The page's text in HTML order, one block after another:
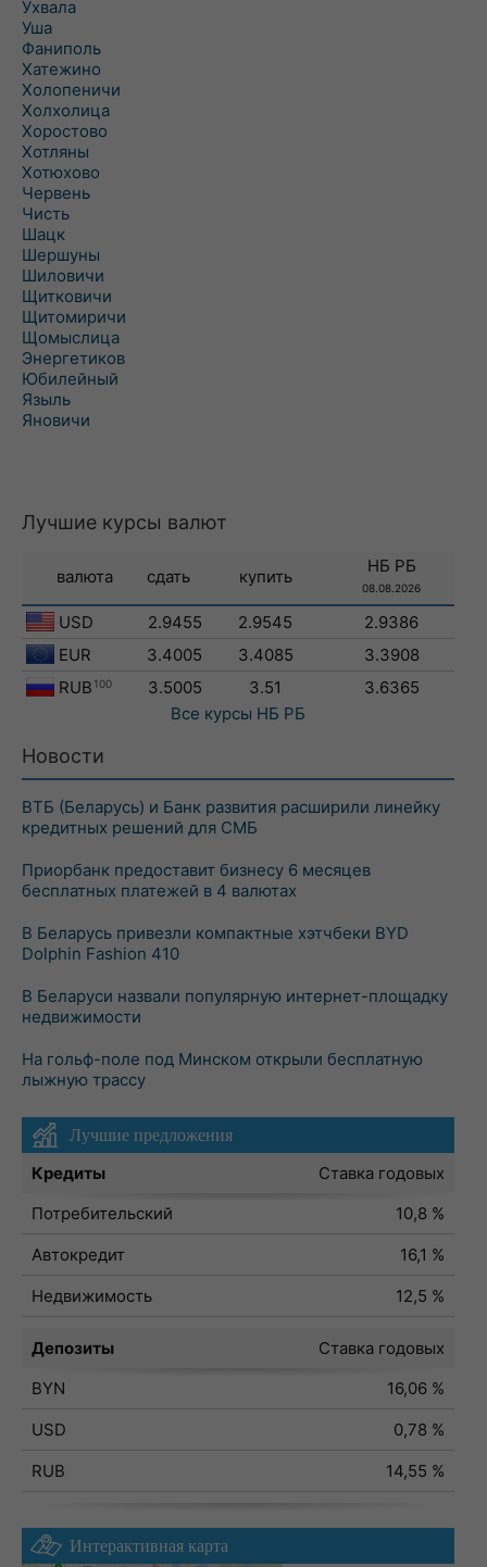
Ухвала
Уша
Фаниполь
Хатежино
Холопеничи
Холхолица
Хоростово
Хотляны
Хотюхово
Червень
Чисть
Шацк
Шершуны
Шиловичи
Щитковичи
Щитомиричи
Щомыслица
Энергетиков
Юбилейный
Языль
Яновичи
Лучшие курсы валют
валюта сдать купить
НБ РБ
08.08.2026
USD 2.9455 2.9545
2.9386
EUR
3.4005 3.4085
3.3908
RUB 100 3.5005 3.51
3.6365
Все курсы НБ РБ
Новости
ВТБ (Беларусь) и Банк развития расширили линейку
кредитных решений для СМБ
Приорбанк предоставит бизнесу 6 месяцев
бесплатных платежей в 4 валютах
В Беларусь привезли компактные хэтчбеки BYD
Dolphin Fashion 410
В Беларуси назвали популярную интернет-площадку
недвижимости
На гольф-поле под Минском открыли бесплатную
лыжную трассу
Лучшие предложения
Кредиты
Ставка годовых
Потребительский
10,8 %
Автокредит
16,1 %
Недвижимость
12,5 %
Депозиты
Ставка годовых
BYN
16,06 %
USD
0,78 %
RUB
14,55 %
Интерактивная карта